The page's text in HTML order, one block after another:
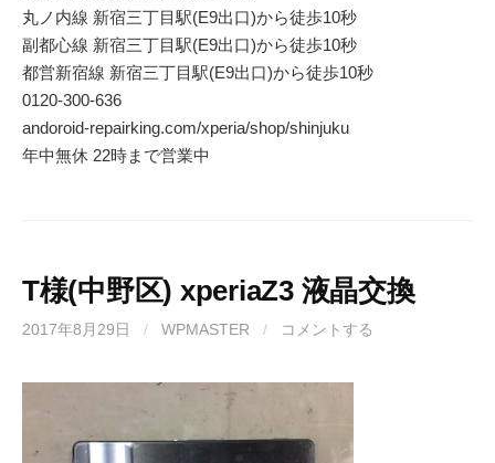
丸ノ内線 新宿三丁目駅(E9出口)から徒歩10秒
副都心線 新宿三丁目駅(E9出口)から徒歩10秒
都営新宿線 新宿三丁目駅(E9出口)から徒歩10秒
0120-300-636
andoroid-repairking.com/xperia/shop/shinjuku
年中無休 22時まで営業中
T様(中野区) xperiaZ3 液晶交換
2017年8月29日 / WPMASTER / コメントする